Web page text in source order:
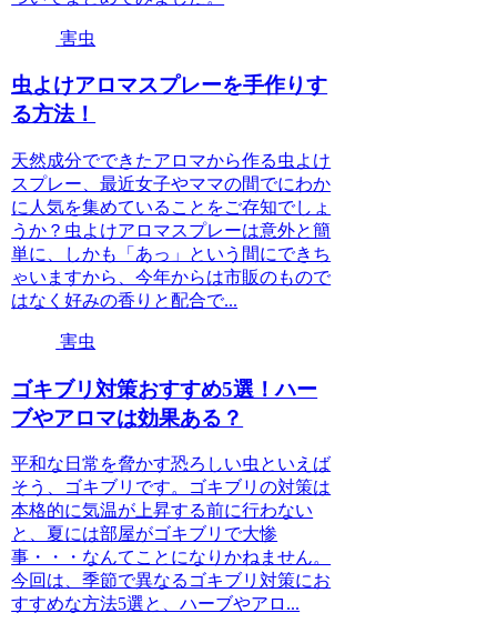
害虫
虫よけアロマスプレーを手作りす
る方法！
天然成分でできたアロマから作る虫よけ
スプレー、最近女子やママの間でにわか
に人気を集めていることをご存知でしょ
うか？虫よけアロマスプレーは意外と簡
単に、しかも「あっ」という間にできち
ゃいますから、今年からは市販のもので
はなく好みの香りと配合で...
害虫
ゴキブリ対策おすすめ5選！ハー
ブやアロマは効果ある？
平和な日常を脅かす恐ろしい虫といえば
そう、ゴキブリです。ゴキブリの対策は
本格的に気温が上昇する前に行わない
と、夏には部屋がゴキブリで大惨
事・・・なんてことになりかねません。
今回は、季節で異なるゴキブリ対策にお
すすめな方法5選と、ハーブやアロ...